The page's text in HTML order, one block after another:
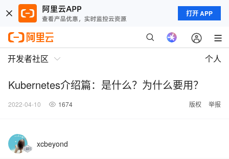
打开 APP
开发者社区 个人
Kubernetes介绍篇：是什么？为什么要用？
2022-04-10 1674 版权 举报
xcbeyond